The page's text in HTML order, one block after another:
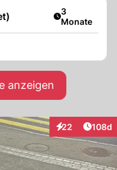
Artikel
3
Monate
anzeigen
22
Interaktionen
108d